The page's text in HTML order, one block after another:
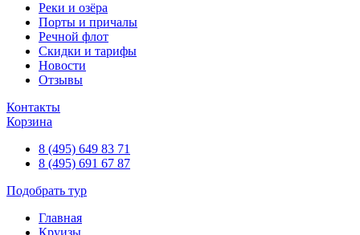
Реки и озёра
Порты и причалы
Речной флот
Скидки и тарифы
Новости
Отзывы
Контакты
Корзина
8 (495) 649 83 71
8 (495) 691 67 87
Подобрать тур
Главная
Круизы